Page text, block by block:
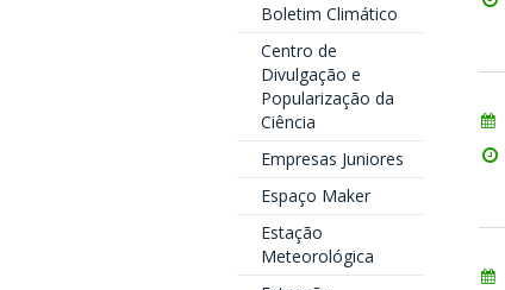
Boletim Climático
Centro de
Divulgação e
Popularização da
Ciência
Empresas Juniores
Espaço Maker
Estação
Meteorológica